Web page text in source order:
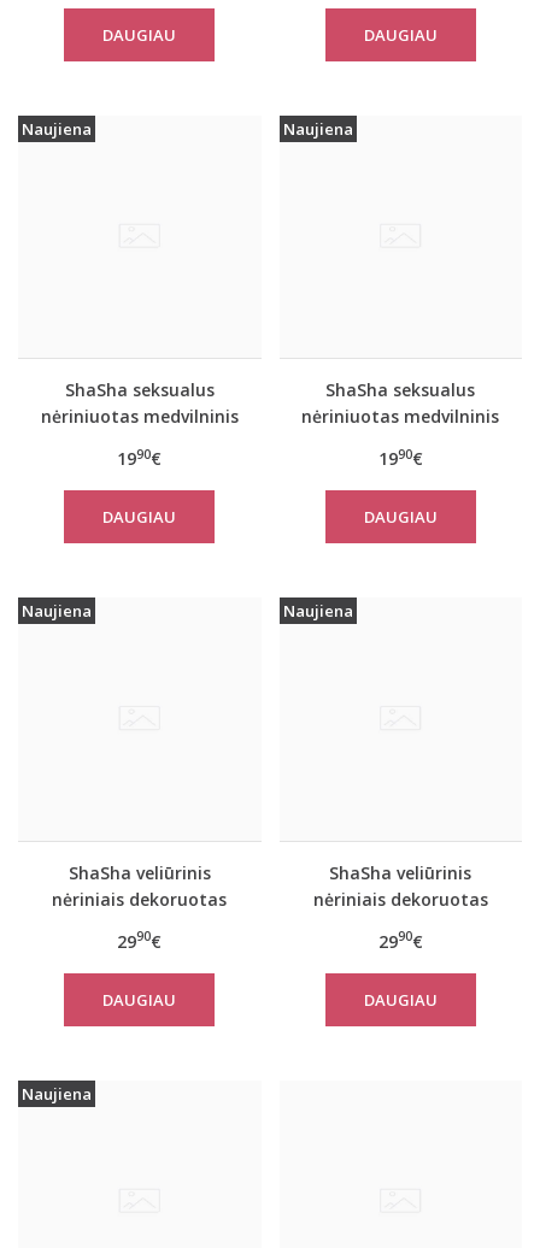
DAUGIAU DAUGIAU
Naujiena
ShaSha seksualus
nėriniuotas medvilninis
komplektas ANNE
1990€
DAUGIAU
Naujiena
ShaSha seksualus
nėriniuotas medvilninis
komplektas ANNE
1990€
DAUGIAU
Naujiena
ShaSha veliūrinis
nėriniais dekoruotas
komplektas MIMOSA
2990€
DAUGIAU
Naujiena
ShaSha veliūrinis
nėriniais dekoruotas
komplektas MIMOSA
2990€
DAUGIAU
Naujiena